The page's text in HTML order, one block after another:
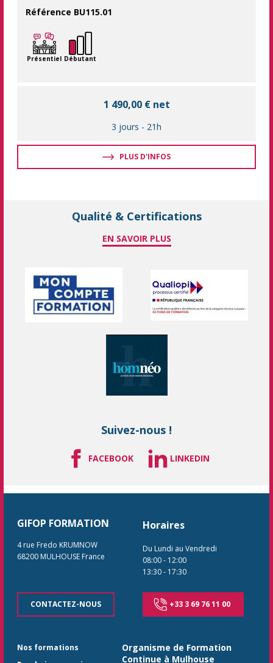
Référence BU115.01
Restez organisés sur le pilotage de vos projets en
Présentiel Débutant
1 490,00 € net
3 jours - 21h
PLUS D'INFOS
Qualité & Certifications
EN SAVOIR PLUS
Suivez-nous !
FACEBOOK LINKEDIN
GIFOP FORMATION
4 rue Fredo KRUMNOW
68200 MULHOUSE France
CONTACTEZ-NOUS
Horaires
Du Lundi au Vendredi
08:00- 12:00
13:30- 17:30
+33 3 69 76 11 00
Nos formations
Organisme de Formation
Continue à Mulhouse